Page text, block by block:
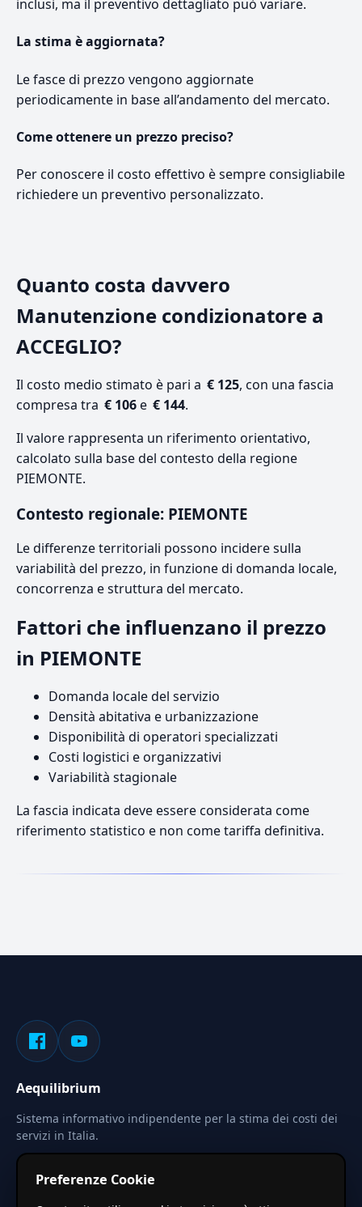
inclusi, ma il preventivo dettagliato può variare.
La stima è aggiornata?
Le fasce di prezzo vengono aggiornate
periodicamente in base all’andamento del mercato.
Come ottenere un prezzo preciso?
Per conoscere il costo effettivo è sempre consigliabile
richiedere un preventivo personalizzato.
Quanto costa davvero
Manutenzione condizionatore a
ACCEGLIO?
Il costo medio stimato è pari a € 125, con una fascia
compresa tra € 106e € 144.
Il valore rappresenta un riferimento orientativo,
calcolato sulla base del contesto della regione
PIEMONTE.
Contesto regionale: PIEMONTE
Le differenze territoriali possono incidere sulla
variabilità del prezzo, in funzione di domanda locale,
concorrenza e struttura del mercato.
Fattori che influenzano il prezzo
in PIEMONTE
Domanda locale del servizio
Densità abitativa e urbanizzazione
Disponibilità di operatori specializzati
Costi logistici e organizzativi
Variabilità stagionale
La fascia indicata deve essere considerata come
riferimento statistico e non come tariffa definitiva.
Aequilibrium
Sistema informativo indipendente per la stima dei costi dei
servizi in Italia.
Le stime pubblicate sono calcolate tramite coefficienti
Preferenze Cookie